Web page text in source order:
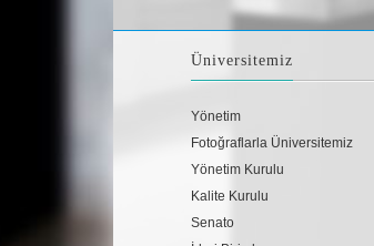
Üniversitemiz
Yönetim
Fotoğraflarla Üniversitemiz
Yönetim Kurulu
Kalite Kurulu
Senato